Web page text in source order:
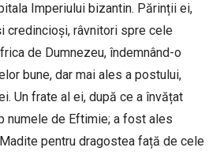
Imperiului bizantin. Părinții ei,
credincioși, râvnitori spre cele
de Dumnezeu, îndemnând-o
bune, dar mai ales a postului,
Un frate al ei, după ce a învățat
numele de Eftimie; a fost ales
pentru dragostea față de cele